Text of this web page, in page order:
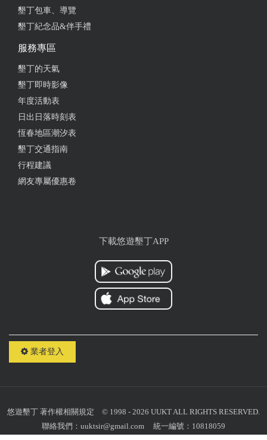
墾丁包車、導覽
墾丁紀念品&伴手禮
服務專區
墾丁的天氣
墾丁即時影像
年度活動表
日出日落時刻表
恆春地區潮汐表
墾丁交通指南
行程建議
網友專屬優惠卷
下載悠遊墾丁APP
業者登入
悠遊墾丁 著作權相關規定 © 1998 - 2026 UUKT ALL RIGHTS RESERVED.
聯絡我們： uuktsir@gmail.com 統一編號：10818059